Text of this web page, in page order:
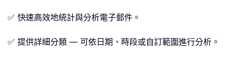
✅ 快速高效地統計與分析電子郵件。
✅ 提供詳細分類 — 可依日期、時段或自訂範圍進行分析。